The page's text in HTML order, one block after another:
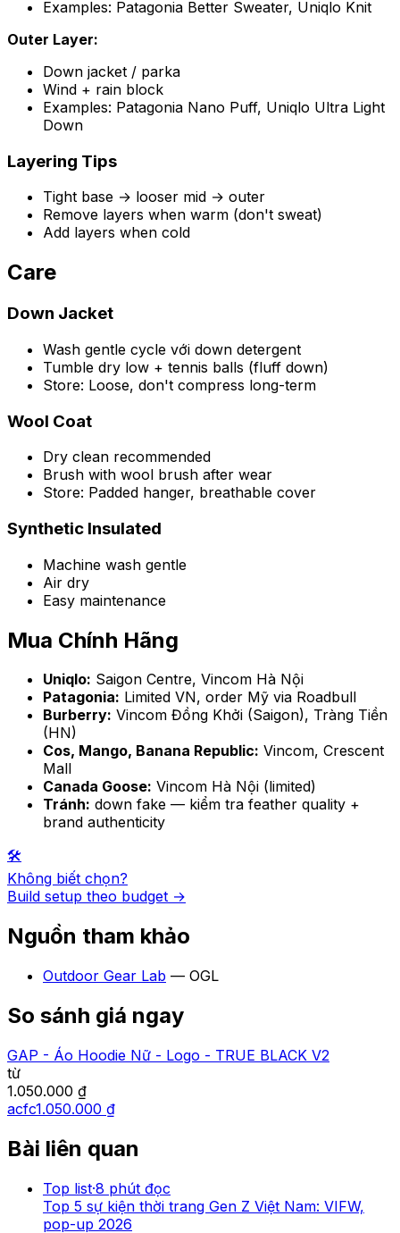
Examples: Patagonia Better Sweater, Uniqlo Knit
Outer Layer:
Down jacket / parka
Wind + rain block
Examples: Patagonia Nano Puff, Uniqlo Ultra Light
Down
Layering Tips
Tight base → looser mid → outer
Remove layers when warm (don't sweat)
Add layers when cold
Care
Down Jacket
Wash gentle cycle với down detergent
Tumble dry low + tennis balls (fluff down)
Store: Loose, don't compress long-term
Wool Coat
Dry clean recommended
Brush with wool brush after wear
Store: Padded hanger, breathable cover
Synthetic Insulated
Machine wash gentle
Air dry
Easy maintenance
Mua Chính Hãng
Uniqlo: Saigon Centre, Vincom Hà Nội
Patagonia: Limited VN, order Mỹ via Roadbull
Burberry: Vincom Đồng Khởi (Saigon), Tràng Tiền
(HN)
Cos, Mango, Banana Republic: Vincom, Crescent
Mall
Canada Goose: Vincom Hà Nội (limited)
Tránh: down fake — kiểm tra feather quality +
brand authenticity
🛠️
Không biết chọn?
Build setup theo budget →
Nguồn tham khảo
Outdoor Gear Lab — OGL
So sánh giá ngay
GAP - Áo Hoodie Nữ - Logo - TRUE BLACK V2
từ
1.050.000 ₫
acfc1.050.000 ₫
Bài liên quan
Top list·8 phút đọc
Top 5 sự kiện thời trang Gen Z Việt Nam: VIFW,
pop-up 2026